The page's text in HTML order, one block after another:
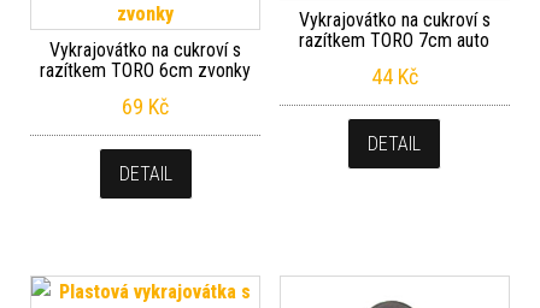
Vykrajovátko na cukroví s
razítkem TORO 6cm zvonky
69 Kč
DETAIL
Vykrajovátko na cukroví s
razítkem TORO 7cm auto
44 Kč
DETAIL